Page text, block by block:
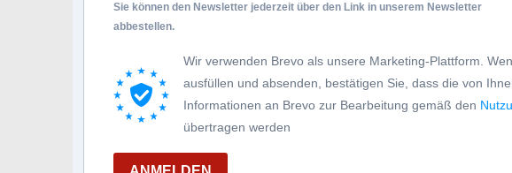
Sie können den Newsletter jederzeit über den Link in unserem Newsletter
abbestellen.
Wir verwenden Brevo als unsere Marketing-Plattform.
ausfüllen und absenden, bestätigen Sie, dass die von
Informationen an Brevo zur Bearbeitung gemäß den
übertragen werden